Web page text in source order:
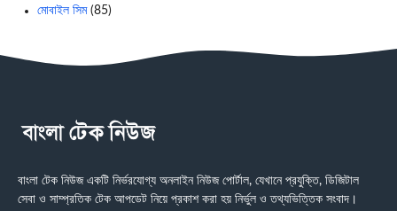
মোবাইল সিম(85)
বাংলা টেক নিউজ একটি নির্ভরযোগ্য অনলাইন নিউজ পোর্টাল, যেখানে প্রযুক্তি, ডিজিটাল
সেবা ও সাম্প্রতিক টেক আপডেট নিয়ে প্রকাশ করা হয় নির্ভুল ও তথ্যভিত্তিক সংবাদ।